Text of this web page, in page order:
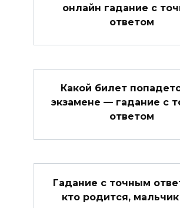
онлайн гадание с
ответом
Какой билет
экзамене — гадание с
ответом
Гадание с точным
кто родится,